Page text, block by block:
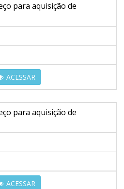
para aquisição de
ACESSAR
para aquisição de
ACESSAR